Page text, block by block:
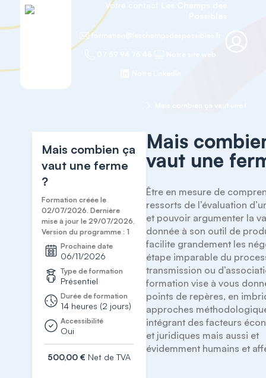
Votre contact
formation@leschampsdespossibles.fr
Mais combien ça
vaut une ferme
?
Formation créée le
02/07/2026. Dernière
mise à jour le 29/07/2026.
Version du programme : 1
Prochaine date
06/11/2026
Type de formation
Présentiel
Durée de formation
14 heures (2 jours)
Accessibilité
Oui
500,00 € Net de TVA
Mais
vaut une
Être en mesure de
ressorts de l’évaluation
et pouvoir argumenter la
donnée à son outil de
facilite grandement les
étape imparable du
transmission ou
formation vise à vous
points de repères, en
approches
intégrant des facteurs
et juridiques mais aussi et
évidemment humains et